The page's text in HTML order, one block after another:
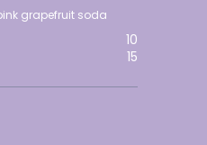
grapefruit soda
10
15